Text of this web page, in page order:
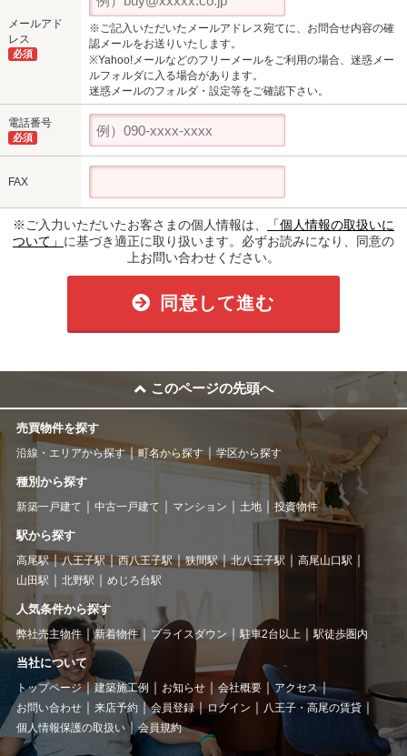
メールアド
レス
必須
※ご記入いただいたメールアドレス宛てに、お問合せ内容の確
認メールをお送りいたします。
※Yahoo!メールなどのフリーメールをご利用の場合、迷惑メー
ルフォルダに入る場合があります。
迷惑メールのフォルダ・設定等をご確認下さい。
電話番号
必須
FAX
※ご入力いただいたお客さまの個人情報は、
「個人情報の取扱いに
ついて」 に基づき適正に取り扱います。必ずお読みになり、同意の
上お問い合わせください。
同意して進む
このページの先頭へ
売買物件を探す
沿線・エリアから探す 町名から探す 学区から探す
種別から探す
新築一戸建て 中古一戸建て マンション 土地 投資物件
駅から探す
高尾駅 八王子駅 西八王子駅 狭間駅 北八王子駅
高尾山口駅
山田駅
北野駅 めじろ台駅
人気条件から探す
弊社売主物件 新着物件 プライスダウン 駐車2台以上 駅徒歩圏内
当社について
トップページ 建築施工例 お知らせ 会社概要
アクセス
お問い合わせ
来店予約 会員登録 ログイン
八王子・高尾の賃貸
個人情報保護の取扱い
会員規約